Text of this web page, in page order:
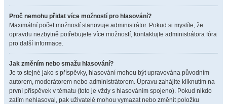
Proč nemohu přidat více možností pro hlasování?
Maximální počet možností stanovuje administrátor. Pokud si myslíte, že
opravdu nezbytně potřebujete více možností, kontaktujte administrátora fóra
pro další informace.
Jak změním nebo smažu hlasování?
Je to stejné jako s příspěvky, hlasování mohou být upravována původním
autorem, moderátorem nebo administrátorem. Úpravu zahájíte kliknutím na
první příspěvek v tématu (toto je vždy s hlasováním spojeno). Pokud nikdo
zatím nehlasoval, pak uživatelé mohou vymazat nebo změnit položku